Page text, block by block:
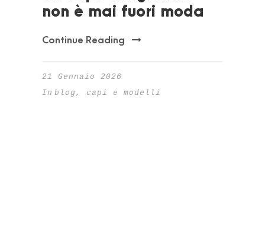
non è mai fuori moda
Continue Reading
21 Gennaio 2026
In blog, capi e modelli